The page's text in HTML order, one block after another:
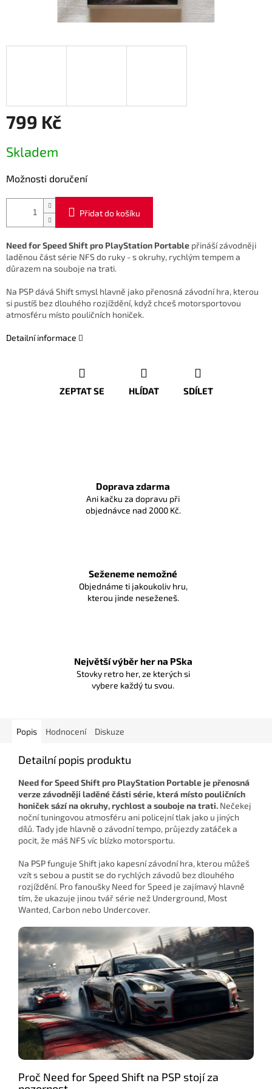
799 Kč
cena:
Skladem
Možnosti doručení
Přidat do košíku
Need for Speed Shift pro PlayStation Portable přináší závodněji
laděnou část série NFS do ruky - s okruhy, rychlým tempem a
důrazem na souboje na trati.
Na PSP dává Shift smysl hlavně jako přenosná závodní hra, kterou
si pustíš bez dlouhého rozjíždění, když chceš motorsportovou
atmosféru místo pouličních honiček.
Detailní informace
ZEPTAT SE HLÍDAT SDÍLET
Doprava zdarma
Ani kačku za dopravu při
objednávce nad 2000 Kč.
Seženeme nemožné
Objednáme ti jakoukoliv hru,
kterou jinde neseženeš.
Největší výběr her na PSka
Stovky retro her, ze kterých si
vybere každý tu svou.
Popis Hodnocení Diskuze
Detailní popis produktu
Need for Speed Shift pro PlayStation Portable je přenosná
verze závodněji laděné části série, která místo pouličních
honiček sází na okruhy, rychlost a souboje na trati. Nečekej
noční tuningovou atmosféru ani policejní tlak jako u jiných
dílů. Tady jde hlavně o závodní tempo, průjezdy zatáček a
pocit, že máš NFS víc blízko motorsportu.
Na PSP funguje Shift jako kapesní závodní hra, kterou můžeš
vzít s sebou a pustit se do rychlých závodů bez dlouhého
rozjíždění. Pro fanoušky Need for Speed je zajímavý hlavně
tím, že ukazuje jinou tvář série než Underground, Most
Wanted, Carbon nebo Undercover.
Proč Need for Speed Shift na PSP stojí za